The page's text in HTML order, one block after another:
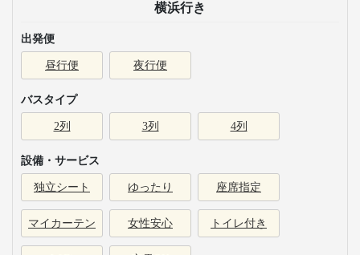
横浜行き
出発便
昼行便 夜行便
バスタイプ
2列 3列 4列
設備・サービス
独立シート ゆったり 座席指定
マイカーテン 女性安心 トイレ付き